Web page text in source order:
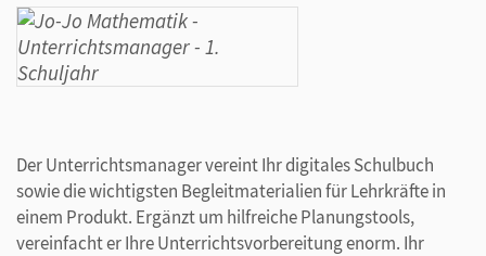
Der Unterrichtsmanager vereint Ihr digitales Schulbuch
sowie die wichtigsten Begleitmaterialien für Lehrkräfte in
einem Produkt. Ergänzt um hilfreiche Planungstools,
vereinfacht er Ihre Unterrichtsvorbereitung enorm. Ihr